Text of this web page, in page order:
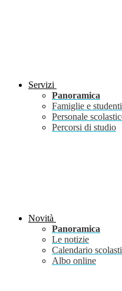
Servizi
Panoramica
Famiglie e studenti
Personale
Percorsi di studio
Novità
Panoramica
Le notizie
Calendario
Albo online